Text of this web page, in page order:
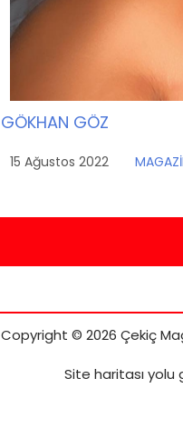
GÖKHAN GÖZ
15 Ağustos 2022
Copyright © 2026 Çekiç
Site haritasıyolu